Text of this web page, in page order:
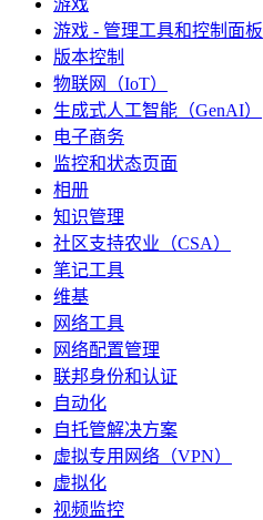
游戏
游戏 - 管理工具和控制面板
版本控制
物联网（IoT）
生成式人工智能（GenAI）
电子商务
监控和状态页面
相册
知识管理
社区支持农业（CSA）
笔记工具
维基
网络工具
网络配置管理
联邦身份和认证
自动化
自托管解决方案
虚拟专用网络（VPN）
虚拟化
视频监控